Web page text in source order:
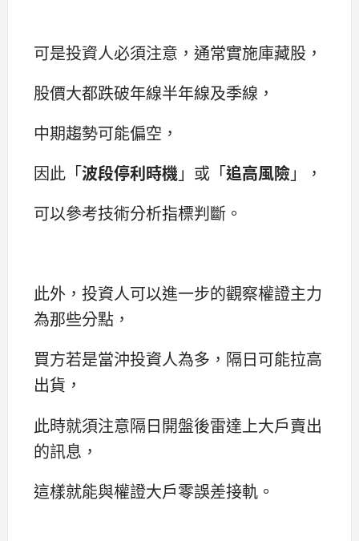
可是投資人必須注意，通常實施庫藏股，
股價大都跌破年線半年線及季線，
中期趨勢可能偏空，
因此「波段停利時機」或「追高風險」，
可以參考技術分析指標判斷。
此外，投資人可以進一步的觀察權證主力
為那些分點，
買方若是當沖投資人為多，隔日可能拉高
出貨，
此時就須注意隔日開盤後雷達上大戶賣出
的訊息，
這樣就能與權證大戶零誤差接軌。